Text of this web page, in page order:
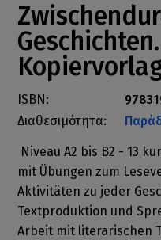
Geschichten.
ISBN:
Διαθεσιμότητα:
Niveau A2 bis B2 - 13
mit Übungen zum
Aktivitäten zu jeder
Textproduktion und
Arbeit mit literarischen